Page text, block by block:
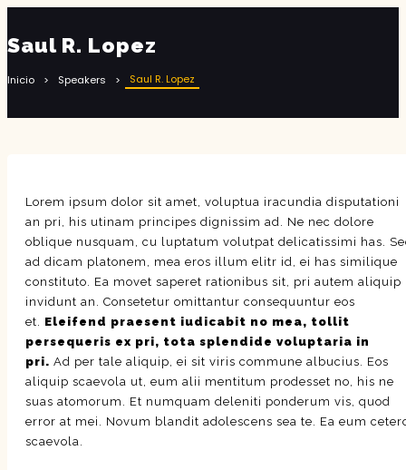
Saul R. Lopez
Inicio Speakers Saul R. Lopez
Lorem ipsum dolor sit amet, voluptua iracundia disputationi
an pri, his utinam principes dignissim ad. Ne nec dolore
oblique nusquam, cu luptatum volutpat delicatissimi has.
ad dicam platonem, mea eros illum elitr id, ei has similique
constituto. Ea movet saperet rationibus sit, pri autem aliquip
invidunt an. Consetetur omittantur consequuntur eos
et. Eleifend praesent iudicabit no mea, tollit
persequeris ex pri, tota splendide voluptaria in
pri. Ad per tale aliquip, ei sit viris commune albucius. Eos
aliquip scaevola ut, eum alii mentitum prodesset no, his ne
suas atomorum. Et numquam deleniti ponderum vis, quod
error at mei. Novum blandit adolescens sea te. Ea eum
scaevola.